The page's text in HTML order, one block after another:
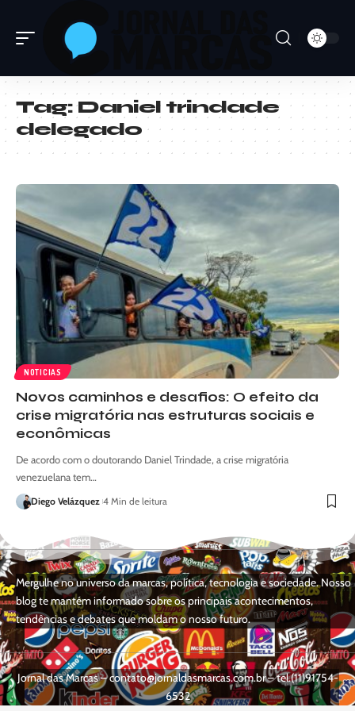
Tag:Daniel trindade
delegado
NOTICIAS
Novos caminhos e desafios: O efeito da
crise migratória nas estruturas sociais e
econômicas
De acordo com o doutorando Daniel Trindade, a crise migratória
venezuelana tem…
Diego Velázquez 4 Min de leitura
Mergulhe no universo da marcas, política, tecnologia e sociedade. Nosso
blog te mantém informado sobre os principais acontecimentos,
tendências e debates que moldam o nosso futuro.
Jornal das Marcas –contato@jornaldasmarcas.com.br– tel.(11)91754-
6532